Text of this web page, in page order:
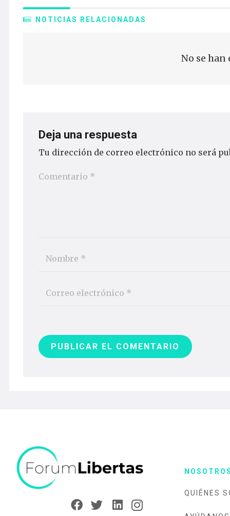
NOTICIAS RELACIONADAS
No se
Deja una respuesta
Tu dirección de correo electrónico no será
PUBLICAR EL COMENTARIO
QUIÉNES